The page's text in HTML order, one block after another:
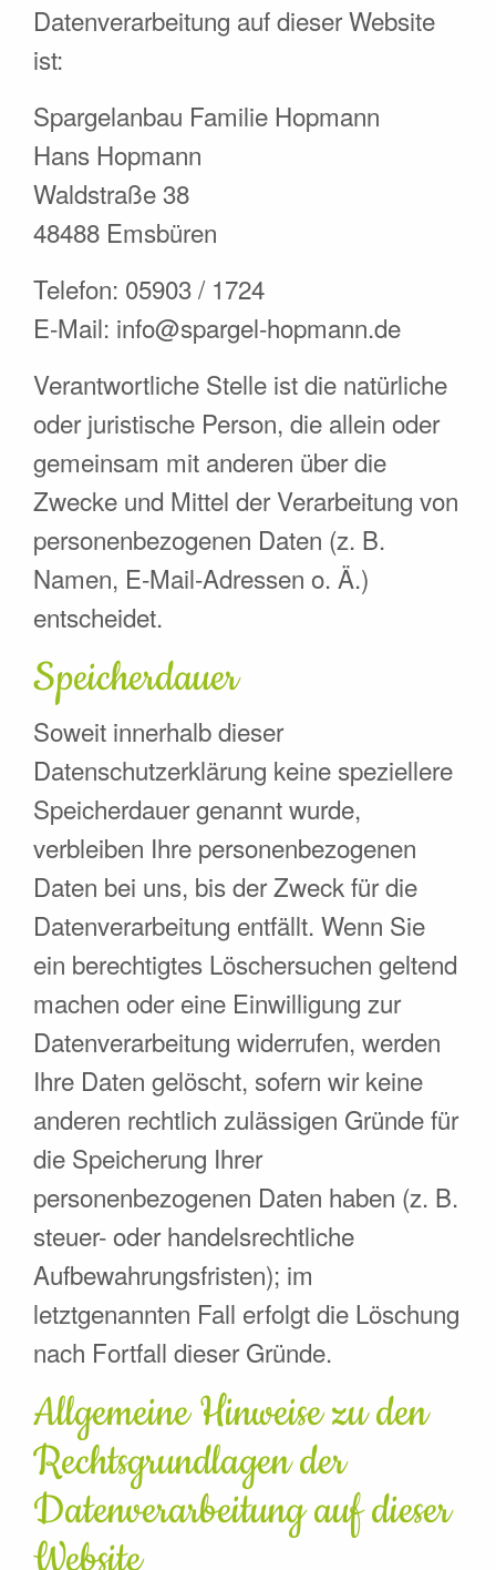
Datenverarbeitung auf dieser Website
ist:
Spargelanbau Familie Hopmann
Hans Hopmann
Waldstraße 38
48488 Emsbüren
Telefon: 05903 / 1724
E-Mail: info@spargel-hopmann.de
Verantwortliche Stelle ist die natürliche
oder juristische Person, die allein oder
gemeinsam mit anderen über die
Zwecke und Mittel der Verarbeitung von
personenbezogenen Daten (z. B.
Namen, E-Mail-Adressen o. Ä.)
entscheidet.
Speicherdauer
Soweit innerhalb dieser
Datenschutzerklärung keine speziellere
Speicherdauer genannt wurde,
verbleiben Ihre personenbezogenen
Daten bei uns, bis der Zweck für die
Datenverarbeitung entfällt. Wenn Sie
ein berechtigtes Löschersuchen geltend
machen oder eine Einwilligung zur
Datenverarbeitung widerrufen, werden
Ihre Daten gelöscht, sofern wir keine
anderen rechtlich zulässigen Gründe für
die Speicherung Ihrer
personenbezogenen Daten haben (z. B.
steuer- oder handelsrechtliche
Aufbewahrungsfristen); im
letztgenannten Fall erfolgt die Löschung
nach Fortfall dieser Gründe.
Allgemeine Hinweise zu den
Rechtsgrundlagen der
Datenverarbeitung auf dieser